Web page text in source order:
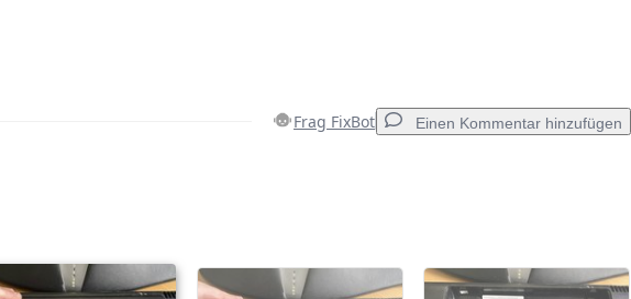
Frag FixBot Einen Kommentar hinzufügen